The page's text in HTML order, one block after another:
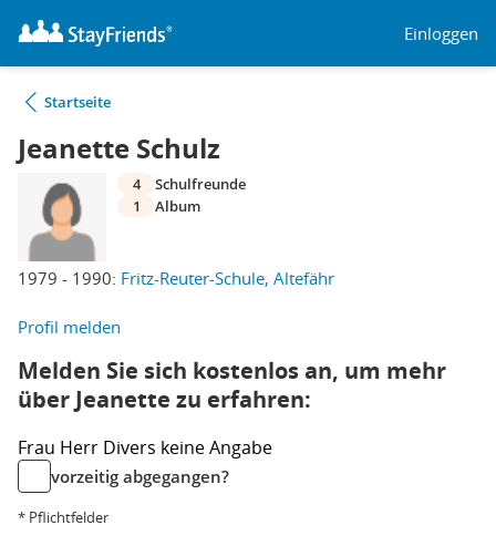
Einloggen
Startseite
Jeanette Schulz
1979 - 1990: Fritz-Reuter-Schule, Altefähr
4
Schulfreunde
1
Album
Profil melden
Melden Sie sich kostenlos an, um mehr
über Jeanette zu erfahren:
Frau Herr Divers keine Angabe
vorzeitig abgegangen?
* Pflichtfelder